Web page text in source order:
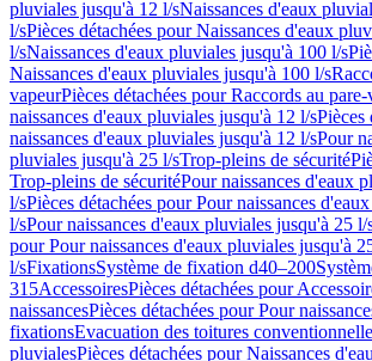
pluviales jusqu'à 12 l/sNaissances d'eaux
l/sPièces détachées pour Naissances d'eaux
l/sNaissances d'eaux pluviales jusqu'à 100 l/s
Naissances d'eaux pluviales jusqu'à 100 l/s
vapeurPièces détachées pour Raccords au
naissances d'eaux pluviales jusqu'à 12 l/sPièces
naissances d'eaux pluviales jusqu'à 12 l/sPour
pluviales jusqu'à 25 l/sTrop-pleins de sécurité
Trop-pleins de sécuritéPour naissances d'eaux
l/sPièces détachées pour Pour naissances
l/sPour naissances d'eaux pluviales jusqu'à 25 l/
pour Pour naissances d'eaux pluviales jusqu'à
l/sFixationsSystème de fixation d40–200
315AccessoiresPièces détachées pour
naissancesPièces détachées pour Pour
fixationsEvacuation des toitures conventionnelle
pluvialesPièces détachées pour Naissances